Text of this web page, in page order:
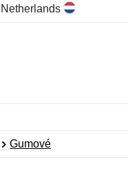
Netherlands
Gumové